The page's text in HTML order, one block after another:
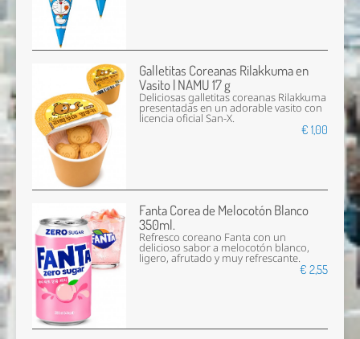
Galletitas Coreanas Rilakkuma en
Vasito | NAMU 17 g
Deliciosas galletitas coreanas Rilakkuma
presentadas en un adorable vasito con
licencia oficial San-X.
€ 1,00
Fanta Corea de Melocotón Blanco
350ml.
Refresco coreano Fanta con un
delicioso sabor a melocotón blanco,
ligero, afrutado y muy refrescante.
€ 2,55